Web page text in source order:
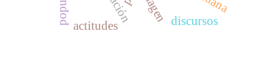
discursos
actitudes